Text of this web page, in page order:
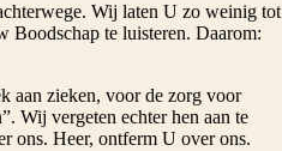
Wij laten U zo weinig tot
Boodschap te luisteren. Daarom:
aan zieken, voor de zorg voor
Wij vergeten echter hen aan te
ons. Heer, ontferm U over ons.